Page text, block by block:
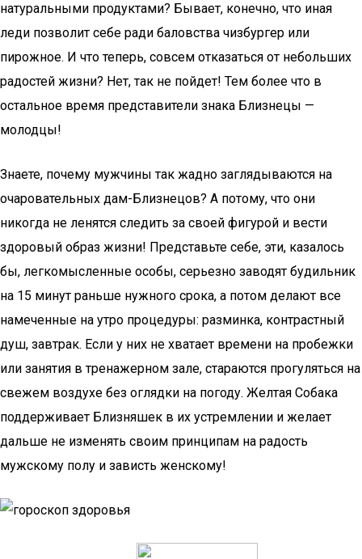
натуральными продуктами? Бывает, конечно, что иная
леди позволит себе ради баловства чизбургер или
пирожное. И что теперь, совсем отказаться от небольших
радостей жизни? Нет, так не пойдет! Тем более что в
остальное время представители знака Близнецы —
молодцы!
Знаете, почему мужчины так жадно заглядываются на
очаровательных дам-Близнецов? А потому, что они
никогда не ленятся следить за своей фигурой и вести
здоровый образ жизни! Представьте себе, эти, казалось
бы, легкомысленные особы, серьезно заводят будильник
на 15 минут раньше нужного срока, а потом делают все
намеченные на утро процедуры: разминка, контрастный
душ, завтрак. Если у них не хватает времени на пробежки
или занятия в тренажерном зале, стараются прогуляться на
свежем воздухе без оглядки на погоду. Желтая Собака
поддерживает Близняшек в их устремлении и желает
дальше не изменять своим принципам на радость
мужскому полу и зависть женскому!